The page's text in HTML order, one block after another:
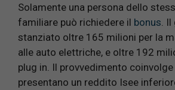
Solamente una persona dello
familiare può richiedere il bonus .
stanziato oltre 165 milioni per la
alle auto elettriche, e oltre 192
plug in. Il provvedimento
presentano un reddito Isee